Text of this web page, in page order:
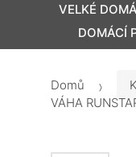
VELKÉ
DOMÁCÍ
Domů
VÁHA